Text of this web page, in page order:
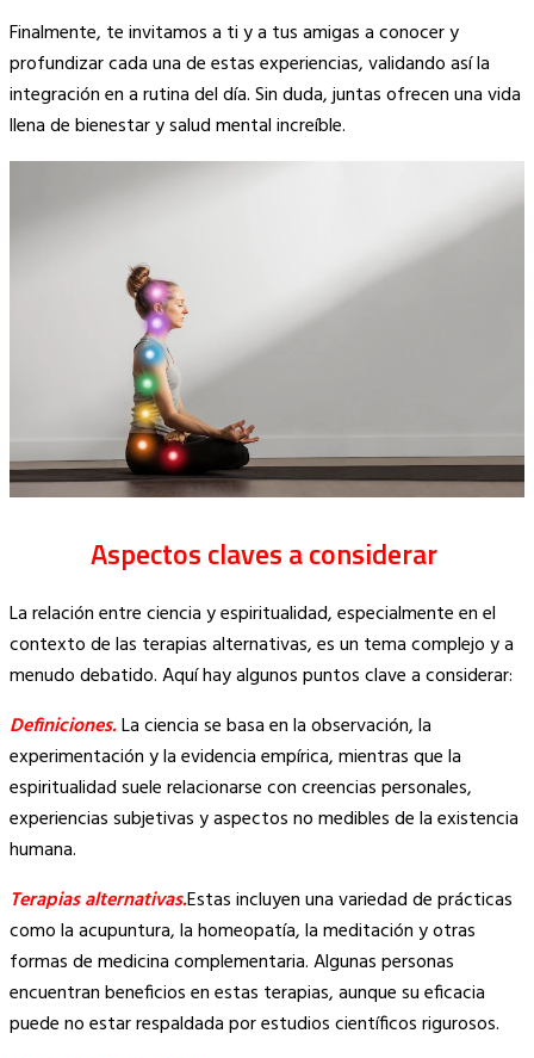
Finalmente, te invitamos a ti y a tus amigas a conocer y
profundizar cada una de estas experiencias, validando así la
integración en a rutina del día. Sin duda, juntas ofrecen una vida
llena de bienestar y salud mental increíble.
Aspectos claves a considerar
La relación entre ciencia y espiritualidad, especialmente en el
contexto de las terapias alternativas, es un tema complejo y a
menudo debatido. Aquí hay algunos puntos clave a considerar:
Definiciones.La ciencia se basa en la observación, la
experimentación y la evidencia empírica, mientras que la
espiritualidad suele relacionarse con creencias personales,
experiencias subjetivas y aspectos no medibles de la existencia
humana.
Terapias alternativas.Estas incluyen una variedad de prácticas
como la acupuntura, la homeopatía, la meditación y otras
formas de medicina complementaria. Algunas personas
encuentran beneficios en estas terapias, aunque su eficacia
puede no estar respaldada por estudios científicos rigurosos.